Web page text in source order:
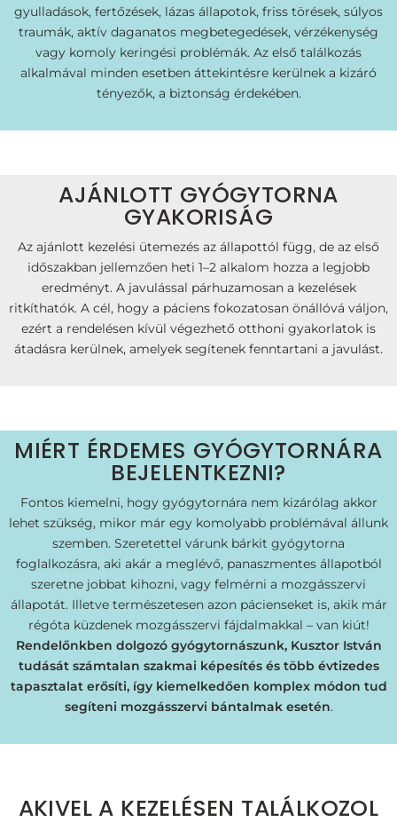
gyulladások, fertőzések, lázas állapotok, friss törések, súlyos
traumák, aktív daganatos megbetegedések, vérzékenység
vagy komoly keringési problémák. Az első találkozás
alkalmával minden esetben áttekintésre kerülnek a kizáró
tényezők, a biztonság érdekében.
AJÁNLOTT GYÓGYTORNA
GYAKORISÁG
Az ajánlott kezelési ütemezés az állapottól függ, de az első
időszakban jellemzően heti 1–2 alkalom hozza a legjobb
eredményt. A javulással párhuzamosan a kezelések
ritkíthatók. A cél, hogy a páciens fokozatosan önállóvá váljon,
ezért a rendelésen kívül végezhető otthoni gyakorlatok is
átadásra kerülnek, amelyek segítenek fenntartani a javulást.
MIÉRT ÉRDEMES GYÓGYTORNÁRA
BEJELENTKEZNI?
Fontos kiemelni, hogy gyógytornára nem kizárólag akkor
lehet szükség, mikor már egy komolyabb problémával állunk
szemben. Szeretettel várunk bárkit gyógytorna
foglalkozásra, aki akár a meglévő, panaszmentes állapotból
szeretne jobbat kihozni, vagy felmérni a mozgásszervi
állapotát. Illetve természetesen azon pácienseket is, akik már
régóta küzdenek mozgásszervi fájdalmakkal – van kiút!
Rendelőnkben dolgozó gyógytornászunk, Kusztor István
tudását számtalan szakmai képesítés és több évtizedes
tapasztalat erősíti, így kiemelkedően komplex módon tud
segíteni mozgásszervi bántalmak esetén.
AKIVEL A KEZELÉSEN TALÁLKOZOL